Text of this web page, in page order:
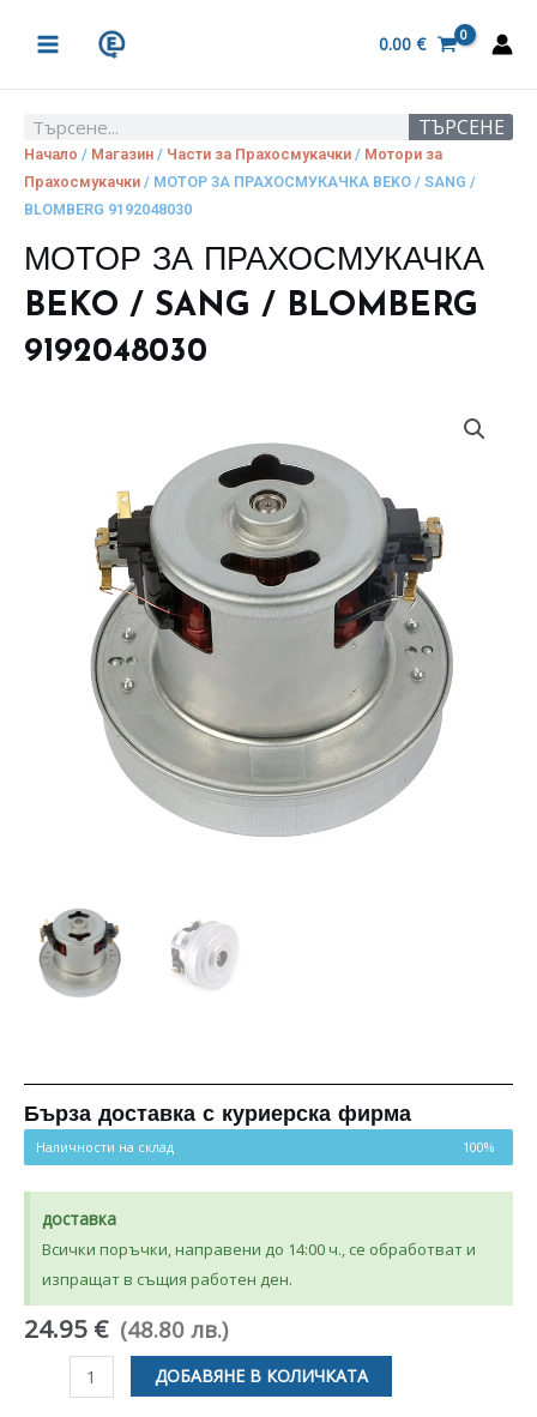
MENU
0.00 €
Search ТЪРСЕНЕ
Начало / Магазин / Части за Прахосмукачки / Мотори за
Прахосмукачки / МОТОР ЗА ПРАХОСМУКАЧКА BEKO / SANG /
BLOMBERG 9192048030
МОТОР ЗА ПРАХОСМУКАЧКА
BEKO / SANG / BLOMBERG
9192048030
Бърза доставка с куриерска фирма
Наличности на склад 100%
доставка
Всички поръчки, направени до 14:00 ч., се обработват и
изпращат в същия работен ден.
24.95 € (48.80 лв.)
количество
ДОБАВЯНЕ В КОЛИЧКАТА